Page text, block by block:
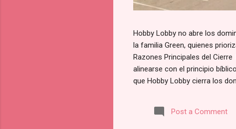
Hobby Lobby no abre los
la familia Green, quienes
Razones Principales del
alinearse con el principio
que Hobby Lobby cierra los
de Hobby Lobby. Prioridad
una pérdida financiera
Post a Comment